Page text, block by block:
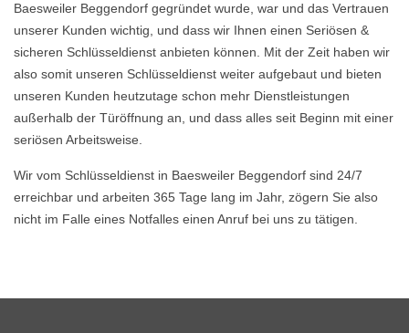
Baesweiler Beggendorf gegründet wurde, war und das Vertrauen
unserer Kunden wichtig, und dass wir Ihnen einen Seriösen &
sicheren Schlüsseldienst anbieten können. Mit der Zeit haben wir
also somit unseren Schlüsseldienst weiter aufgebaut und bieten
unseren Kunden heutzutage schon mehr Dienstleistungen
außerhalb der Türöffnung an, und dass alles seit Beginn mit einer
seriösen Arbeitsweise.
Wir vom Schlüsseldienst in Baesweiler Beggendorf sind 24/7
erreichbar und arbeiten 365 Tage lang im Jahr, zögern Sie also
nicht im Falle eines Notfalles einen Anruf bei uns zu tätigen.